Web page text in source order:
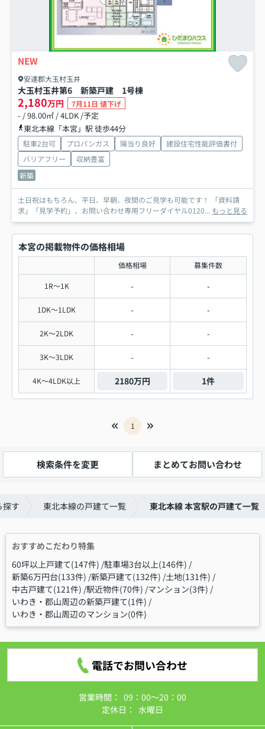
NEW
安達郡大玉村玉井
大玉村玉井第6 新築戸建 1号棟
2,180万円 7月11日 値下げ
- / 98.00㎡ / 4LDK /予定
東北本線「本宮」駅 徒歩44分
駐車2台可 プロパンガス 陽当り良好
建設住宅性能評価書付
バリアフリー
収納豊富
新築
土日祝はもちろん、平日、早朝、夜間のご見学も可能です！ 「資料請
求」「見学予約」、お問い合わせ専用フリーダイヤル0120... もっと見る
本宮の掲載物件の価格相場
価格相場 募集件数
1R～1K - -
1DK～1LDK - -
2K～2LDK - -
3K～3LDK - -
4K～4LDK以上 2180万円 1件
1
検索条件を変更 まとめてお問い合わせ
探す 東北本線の戸建て一覧 東北本線 本宮駅の戸建て一覧
おすすめこだわり特集
60坪以上戸建て(147件) 駐車場3台以上(146件)
新築6万円台(133件) 新築戸建て(132件) 土地(131件)
中古戸建て(121件) 駅近物件(70件) マンション(3件)
いわき・郡山周辺の新築戸建て(1件)
いわき・郡山周辺のマンション(0件)
電話でお問い合わせ
営業時間： 09：00～20：00
定休日： 水曜日